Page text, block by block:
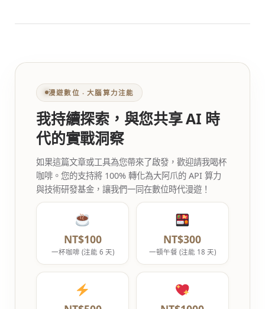
漫遊數位 ‧ 大腦算力注能
我持續探索，與您共享 AI 時
代的實戰洞察
如果這篇文章或工具為您帶來了啟發，歡迎請我喝杯
咖啡。您的支持將 100% 轉化為大阿爪的 API 算力
與技術研發基金，讓我們一同在數位時代漫遊！
NT$100
一杯咖啡 (注能 6 天)
NT$300
一頓午餐 (注能 18 天)